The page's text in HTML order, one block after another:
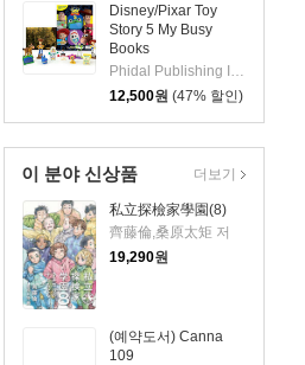
Disney/Pixar Toy
Story 5 My Busy
Books
Phidal Publishing Inc.
12,500원 (47% 할인)
이 분야 신상품
私立探檢家學園(8)
齊藤倫,桑原太矩 저
19,290원
(예약도서) Canna
109
더보기